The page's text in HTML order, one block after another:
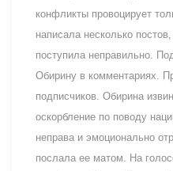
конфликты провоцирует
написала несколько
поступила неправильно.
Обирину в комментариях.
подписчиков. Обирина
оскорбление по поводу
неправа и эмоционально
послала ее матом. На